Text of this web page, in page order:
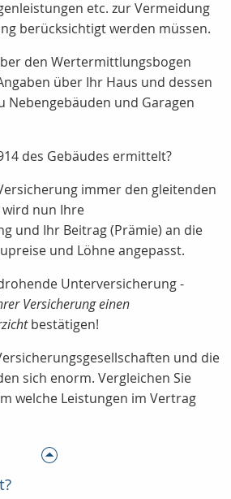
etc. zur Vermeidung
berücksichtigt werden müssen.
den Wertermittlungsbogen
über Ihr Haus und dessen
Nebengebäuden und Garagen
des Gebäudes ermittelt?
immer den gleitenden
nun Ihre
und Ihr Beitrag (Prämie) an die
und Löhne angepasst.
Unterversicherung -
Versicherung einen
bestätigen!
und die
sich enorm. Vergleichen Sie
welche Leistungen im Vertrag